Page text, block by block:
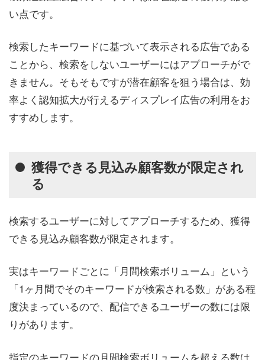
い点です。
検索したキーワードに基づいて表示される広告である
ことから、検索をしないユーザーにはアプローチがで
きません。そもそもですが潜在顧客を狙う場合は、効
率よく認知拡大が行えるディスプレイ広告の利用をお
すすめします。
獲得できる見込み顧客数が限定され
る
検索するユーザーに対してアプローチするため、獲得
できる見込み顧客数が限定されます。
実はキーワードごとに「月間検索ボリューム」という
「1ヶ月間でそのキーワードが検索される数」がある程
度決まっているので、配信できるユーザーの数には限
りがあります。
指定のキーワードの月間検索ボリュームを超える数は